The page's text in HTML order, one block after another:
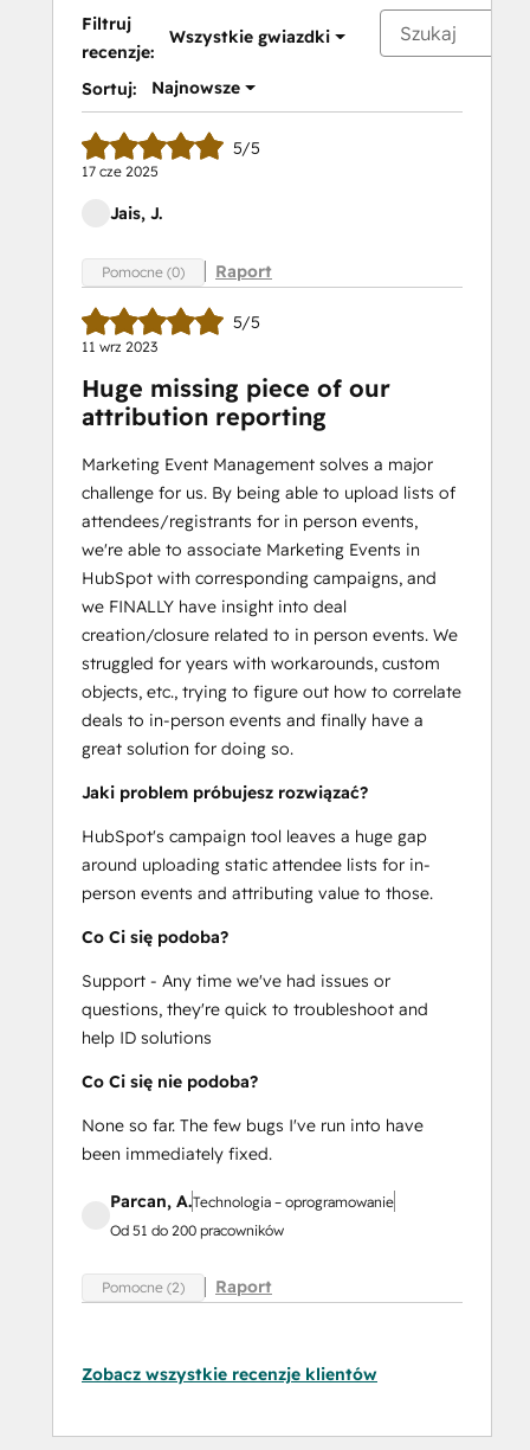
Filtruj
recenzje:
Wszystkie gwiazdki
Sortuj: Najnowsze
5/5
17 cze 2025
Jais, J.
Pomocne (0) Raport
5/5
11 wrz 2023
Huge missing piece of our
attribution reporting
Marketing Event Management solves a major
challenge for us. By being able to upload lists of
attendees/registrants for in person events,
we're able to associate Marketing Events in
HubSpot with corresponding campaigns, and
we FINALLY have insight into deal
creation/closure related to in person events. We
struggled for years with workarounds, custom
objects, etc., trying to figure out how to correlate
deals to in-person events and finally have a
great solution for doing so.
Jaki problem próbujesz rozwiązać?
HubSpot's campaign tool leaves a huge gap
around uploading static attendee lists for in-
person events and attributing value to those.
Co Ci się podoba?
Support - Any time we've had issues or
questions, they're quick to troubleshoot and
help ID solutions
Co Ci się nie podoba?
None so far. The few bugs I've run into have
been immediately fixed.
Parcan, A.Technologia – oprogramowanie
Od 51 do 200 pracowników
Pomocne (2) Raport
Zobacz wszystkie recenzje klientów